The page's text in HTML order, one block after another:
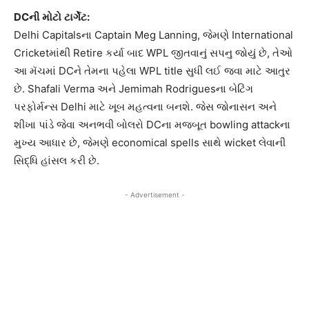
DCની મોટો ટાર્ગેટ:
Delhi Capitalsના Captain Meg Lanning, જેમણે International
Cricketમાંથી Retire કર્યા બાદ WPL જીતવાનું સપનુ જોયું છે, તેઓ
આ મૅચમાં DCને તેમના પહેલા WPL title સુધી લઈ જવા માટે આતુર
છે. Shafali Verma અને Jemimah Rodriguesના બેટિંગ
પરફોર્મન્સ Delhi માટે ખૂબ મહત્વના બનશે. જેસ જોનાસન અને
શીખા પાંડે જેવા અનભવી બોલરો DCના મજબૂત bowling attackના
મુખ્ય આધાર છે, જેમણે economical spells સાથે wicket લેવાની
સિદ્ધિ હાંસલ કરી છે.
- Advertisement -